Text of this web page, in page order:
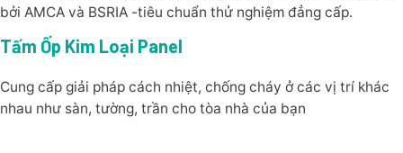
bởi AMCA và BSRIA -tiêu chuẩn thử nghiệm đẳng cấp.
Tấm Ốp Kim Loại Panel
Cung cấp giải pháp cách nhiệt, chống cháy ở các vị trí khác
nhau như sàn, tường, trần cho tòa nhà của bạn